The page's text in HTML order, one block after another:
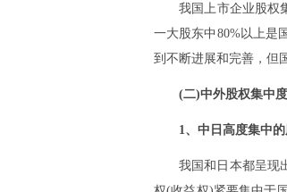
我国上市企业股权
一大股东中80%以上是
到不断进展和完善，但
(二)中外股权集中
1、中日高度集中
我国和日本都呈现